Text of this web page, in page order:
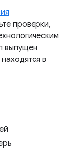
проверки,
выпущен
в